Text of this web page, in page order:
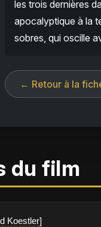
les trois dernières
apocalyptique à la
sobres, qui oscille
← Retour à la
du film
Koestler]